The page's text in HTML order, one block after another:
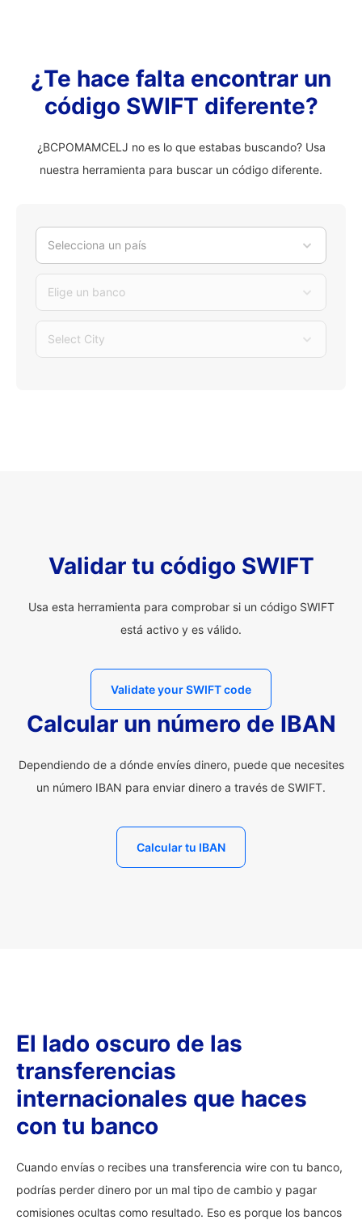
¿Te hace falta encontrar un
código SWIFT diferente?
¿BCPOMAMCELJ no es lo que estabas buscando? Usa
nuestra herramienta para buscar un código diferente.
Selecciona un país
Elige un banco
Select City
Validar tu código SWIFT
Usa esta herramienta para comprobar si un código SWIFT
está activo y es válido.
Validate your SWIFT code
Calcular un número de IBAN
Dependiendo de a dónde envíes dinero, puede que necesites
un número IBAN para enviar dinero a través de SWIFT.
Calcular tu IBAN
El lado oscuro de las
transferencias
internacionales que haces
con tu banco
Cuando envías o recibes una transferencia wire con tu banco,
podrías perder dinero por un mal tipo de cambio y pagar
comisiones ocultas como resultado. Eso es porque los bancos